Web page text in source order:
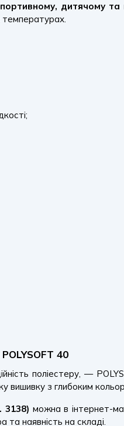
дитячому та
температурах.
40
поліестеру, —
вишивку з глибоким
3138) можна в інтернет-
та наявність на складі.